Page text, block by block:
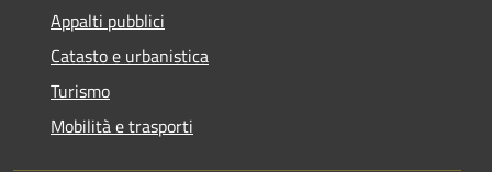
Appalti pubblici
Catasto e urbanistica
Turismo
Mobilità e trasporti